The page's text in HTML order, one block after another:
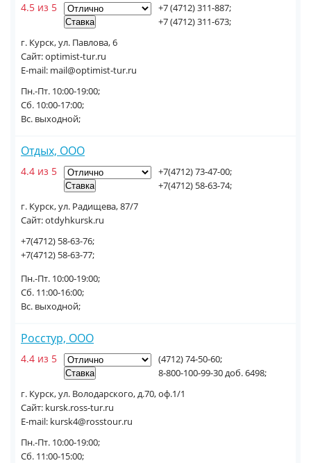
4.5 из 5
г. Курск, ул. Павлова, 6
Сайт: optimist-tur.ru
E-mail: mail@optimist-tur.ru
+7 (4712) 311-887;
+7 (4712) 311-673;
Пн.-Пт. 10:00-19:00;
Сб. 10:00-17:00;
Вс. выходной;
Отдых, ООО
4.4 из 5
г. Курск, ул. Радищева, 87/7
Сайт: otdyhkursk.ru
+7(4712) 73-47-00;
+7(4712) 58-63-74;
+7(4712) 58-63-76;
+7(4712) 58-63-77;
Пн.-Пт. 10:00-19:00;
Сб. 11:00-16:00;
Вс. выходной;
Росстур, ООО
4.4 из 5
г. Курск, ул. Володарского, д.70, оф.1/1
Сайт: kursk.ross-tur.ru
E-mail: kursk4@rosstour.ru
(4712) 74-50-60;
8-800-100-99-30 доб. 6498;
Пн.-Пт. 10:00-19:00;
Сб. 11:00-15:00;